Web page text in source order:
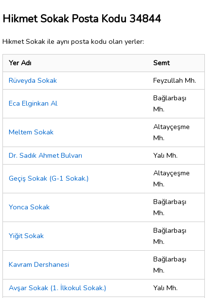
Hikmet Sokak Posta Kodu 34844
Hikmet Sokak ile aynı posta kodu olan yerler:
Yer Adı
Semt
Rüveyda Sokak
Feyzullah Mh.
Eca Elginkan Al
Bağlarbaşı
Mh.
Meltem Sokak
Altayçeşme
Mh.
Dr. Sadık Ahmet Bulvarı
Yalı Mh.
Geçiş Sokak (G-1 Sokak.)
Altayçeşme
Mh.
Yonca Sokak
Bağlarbaşı
Mh.
Yiğit Sokak
Bağlarbaşı
Mh.
Kavram Dershanesi
Bağlarbaşı
Mh.
Avşar Sokak (1. İlkokul Sokak.)
Yalı Mh.